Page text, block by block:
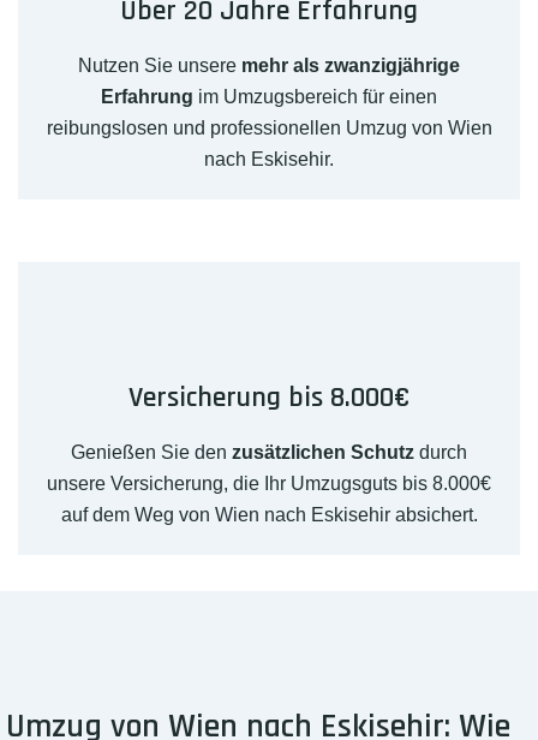
Über 20 Jahre Erfahrung
Nutzen Sie unsere mehr als zwanzigjährige
Erfahrung im Umzugsbereich für einen
reibungslosen und professionellen Umzug von Wien
nach Eskisehir.
Versicherung bis 8.000€
Genießen Sie den zusätzlichen Schutz durch
unsere Versicherung, die Ihr Umzugsguts bis 8.000€
auf dem Weg von Wien nach Eskisehir absichert.
Umzug von Wien nach Eskisehir: Wie